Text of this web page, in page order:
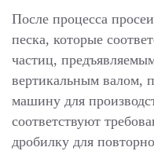
После процесса
песка, которые
частиц,
вертикальным валом,
машину для
соответствуют
дробилку для